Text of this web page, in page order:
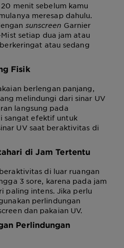
20 menit sebelum kamu
meresap dahulu.
sunscreen Garnier
setiap dua jam atau
atau sedang
Fisik
berlengan panjang,
melindungi dari sinar UV
langsung pada
sangat efektif untuk
UV saat beraktivitas di
di Jam Tertentu
di luar ruangan
3 sore, karena pada jam
paling intens. Jika perlu
perlindungan
dan pakaian UV.
Perlindungan